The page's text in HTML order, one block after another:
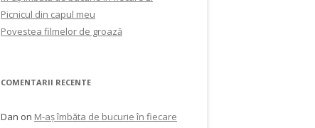
Picnicul din capul meu
Povestea filmelor de groază
COMENTARII RECENTE
Dan on M-aș îmbăta de bucurie în fiecare